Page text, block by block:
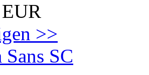
>>
SC